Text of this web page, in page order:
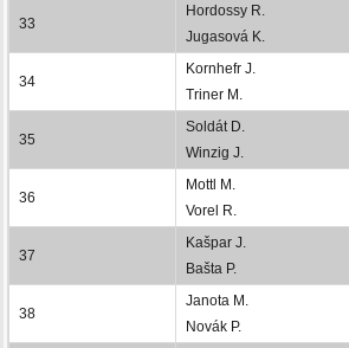
33
Hordossy R.
Jugasová K.
34
Kornhefr J.
Triner M.
35
Soldát D.
Winzig J.
36
Mottl M.
Vorel R.
37
Kašpar J.
Bašta P.
38
Janota M.
Novák P.